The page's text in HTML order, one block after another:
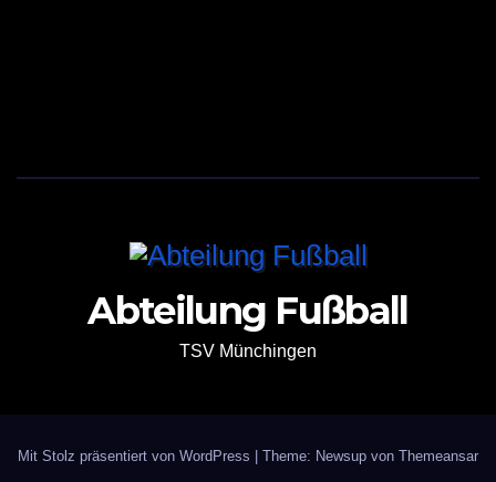
Abteilung Fußball
TSV Münchingen
Mit Stolz präsentiert von WordPress Theme: Newsup von Themeansar